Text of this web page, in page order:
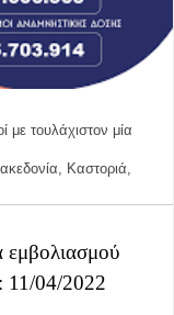
με τουλάχιστον μία
Καστοριά
εμβολιασμού
04/2022